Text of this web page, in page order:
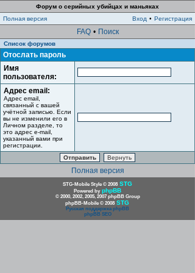
Форум о серийных убийцах и маньяках
Полная версия
Вход • Регистрация
FAQ • Поиск
Список форумов
Отослать пароль
Имя
пользователя:
Адрес email:
Адрес email,
связанный с вашей
учётной записью. Если
вы не изменили его в
Личном разделе, то
это адрес e-mail,
указанный вами при
регистрации.
Полная версия
STG-Mobile Style © 2008 STG
Powered by phpBB
© 2000, 2002, 2005, 2007 phpBB Group
phpBB-Mobile © 2008 STG
Русская поддержка phpBB
phpBB SEO